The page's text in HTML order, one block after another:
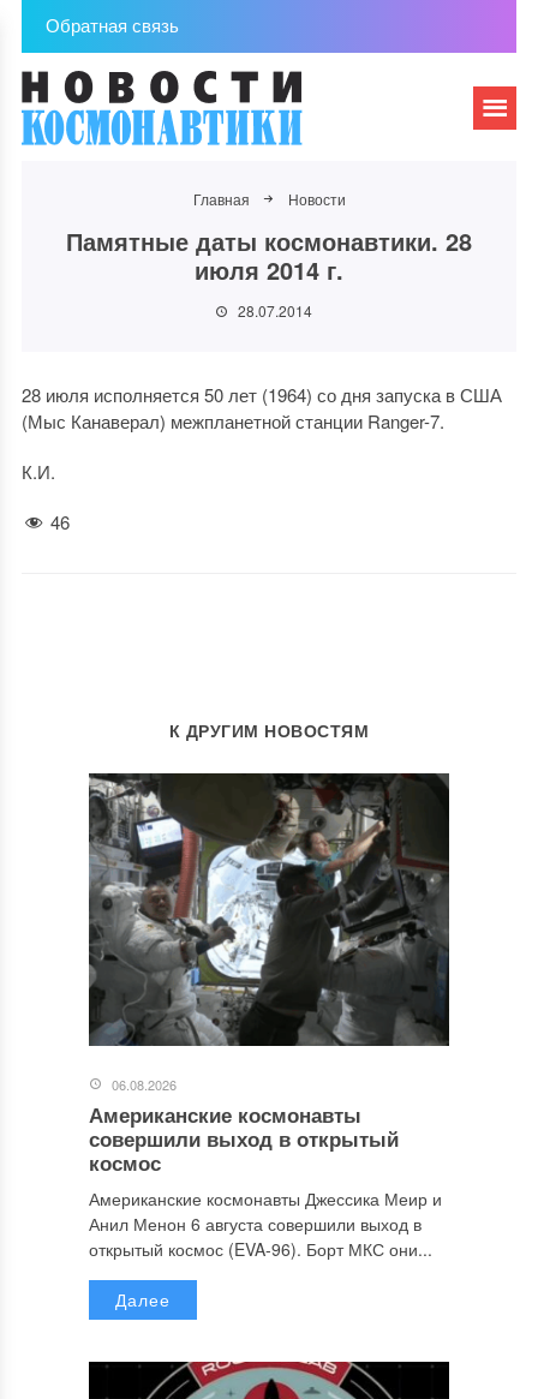
Обратная связь
Главная Новости
Памятные даты космонавтики. 28
июля 2014 г.
28.07.2014
28 июля исполняется 50 лет (1964) со дня запуска в США
(Мыс Канаверал) межпланетной станции Ranger-7.
К.И.
46
К ДРУГИМ НОВОСТЯМ
06.08.2026
Американские космонавты
совершили выход в открытый
космос
Американские космонавты Джессика Меир и
Анил Менон 6 августа совершили выход в
открытый космос (EVA-96). Борт МКС они...
Далее